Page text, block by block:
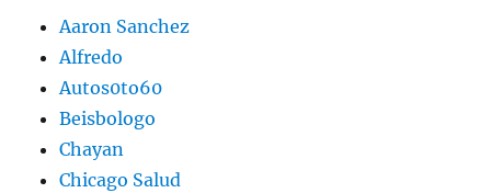
Aaron Sanchez
Alfredo
Autos0to60
Beisbologo
Chayan
Chicago Salud